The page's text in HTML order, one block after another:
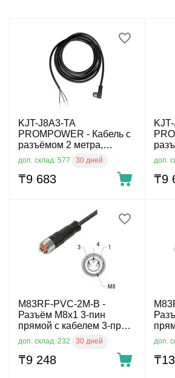
KJT-J8A3-TA
PROMPOWER - Кабель с
разъёмом 2 метра,
Разъём M8 угловой, 3-pin
доп. склад: 577 30 дней
₸9 683
доп.
₸9
M83RF-PVC-2M-B -
Разъём M8x1 3-пин
прямой с кабелем 3-пров.
доп. склад: 232 30 дней
₸9 248
доп.
₸